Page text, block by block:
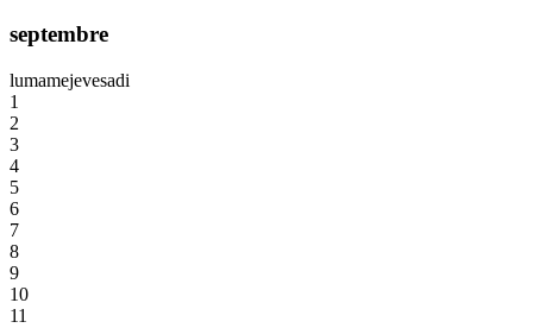
septembre
lumamejevesadi
1
2
3
4
5
6
7
8
9
10
11